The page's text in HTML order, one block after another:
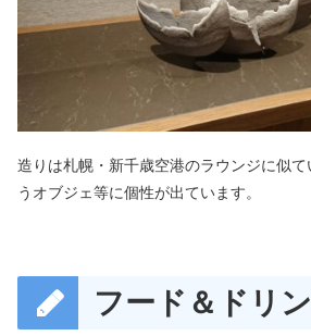
造りは札幌・新千歳空港のラウンジに似
うオブジェ等に個性が出ています。
フード＆ドリ